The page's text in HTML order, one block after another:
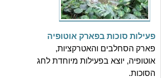
פעילות סוכות בפארק אוטופיה
פארק הסחלבים והאטרקציות,
אוטופיה, יוצא בפעילות מיוחדת לחג
הסוכות.